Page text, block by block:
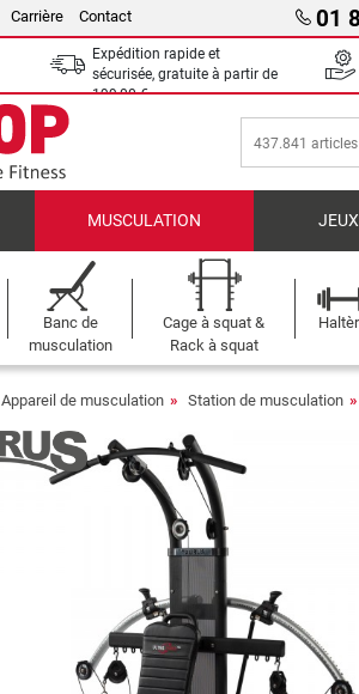
Carrière Contact 01
Expédition rapide et
sécurisée, gratuite à partir de
199,00 €
MUSCULATION
Banc de
musculation
Cage à squat &
Rack à squat
Appareil de musculation Station de musculation